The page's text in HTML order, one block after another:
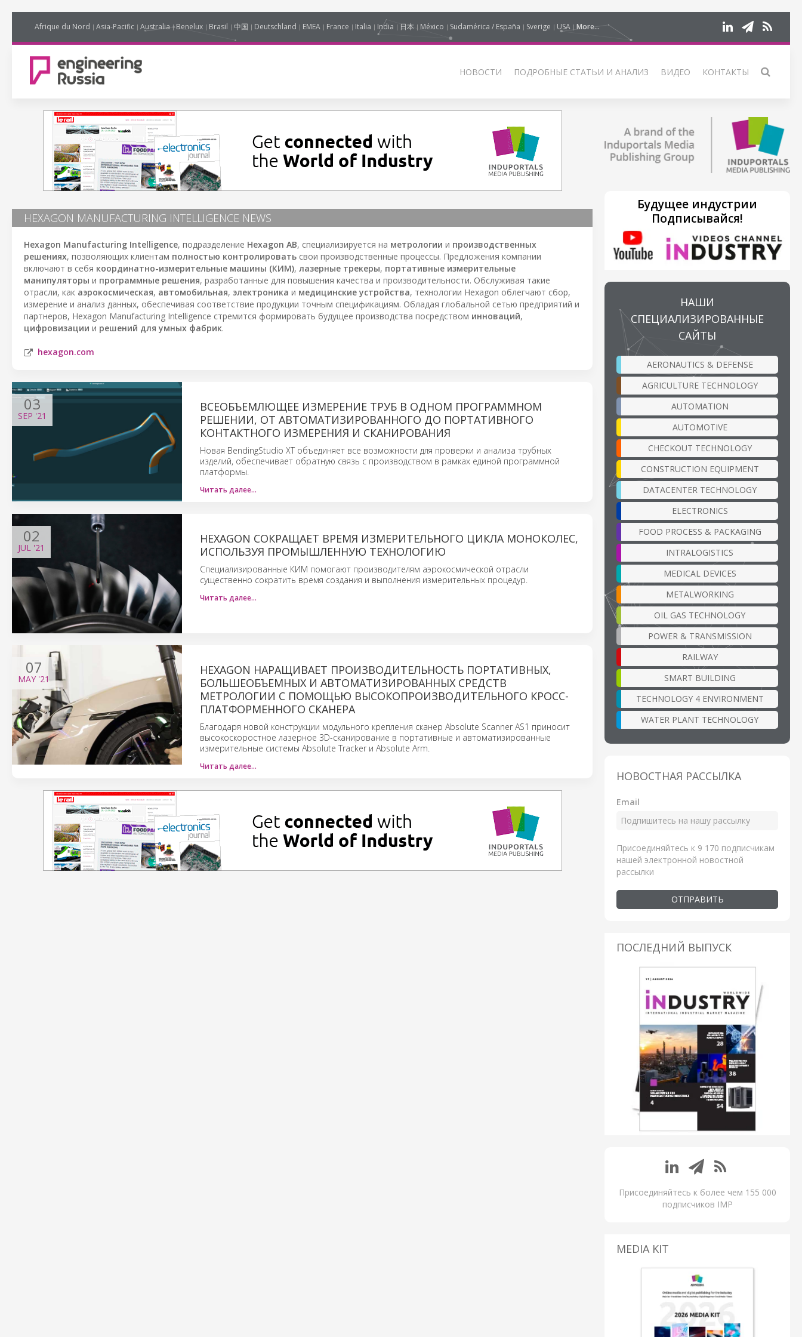
Afrique du Nord Asia-Pacific Australia Benelux Brasil 中国 Deutschland EMEA France Italia India 日本 México Sudamérica / España Sverige USA More...
НОВОСТИ ПОДРОБНЫЕ СТАТЬИ И АНАЛИЗ ВИДЕО КОНТАКТЫ
HEXAGON MANUFACTURING INTELLIGENCE NEWS
Hexagon Manufacturing Intelligence, подразделение Hexagon AB, специализируется на метрологии и производственных
решениях, позволяющих клиентам полностью контролировать свои производственные процессы. Предложения компании
включают в себя координатно-измерительные машины (КИМ), лазерные трекеры, портативные измерительные
манипуляторы и программные решения, разработанные для повышения качества и производительности. Обслуживая такие
отрасли, как аэрокосмическая, автомобильная, электроника и медицинские устройства, технологии Hexagon облегчают сбор,
измерение и анализ данных, обеспечивая соответствие продукции точным спецификациям. Обладая глобальной сетью предприятий и
партнеров, Hexagon Manufacturing Intelligence стремится формировать будущее производства посредством инноваций,
цифровизации и решений для умных фабрик.
hexagon.com
03
SEP '21
ВСЕОБЪЕМЛЮЩЕЕ ИЗМЕРЕНИЕ ТРУБ В ОДНОМ ПРОГРАММНОМ
РЕШЕНИИ, ОТ АВТОМАТИЗИРОВАННОГО ДО ПОРТАТИВНОГО
КОНТАКТНОГО ИЗМЕРЕНИЯ И СКАНИРОВАНИЯ
Новая BendingStudio XT объединяет все возможности для проверки и анализа трубных
изделий, обеспечивает обратную связь с производством в рамках единой программной
платформы.
Читать далее…
02
JUL '21
HEXAGON СОКРАЩАЕТ ВРЕМЯ ИЗМЕРИТЕЛЬНОГО ЦИКЛА МОНОКОЛЕС,
ИСПОЛЬЗУЯ ПРОМЫШЛЕННУЮ ТЕХНОЛОГИЮ
Специализированные КИМ помогают производителям аэрокосмической отрасли
существенно сократить время создания и выполнения измерительных процедур.
Читать далее…
07
MAY '21
HEXAGON НАРАЩИВАЕТ ПРОИЗВОДИТЕЛЬНОСТЬ ПОРТАТИВНЫХ,
БОЛЬШЕОБЪЕМНЫХ И АВТОМАТИЗИРОВАННЫХ СРЕДСТВ
МЕТРОЛОГИИ С ПОМОЩЬЮ ВЫСОКОПРОИЗВОДИТЕЛЬНОГО КРОСС-
ПЛАТФОРМЕННОГО СКАНЕРА
Благодаря новой конструкции модульного крепления сканер Absolute Scanner AS1 приносит
высокоскоростное лазерное 3D-сканирование в портативные и автоматизированные
измерительные системы Absolute Tracker и Absolute Arm.
Читать далее…
Будущее индустрии
Подписывайся!
НАШИ
СПЕЦИАЛИЗИРОВАННЫЕ
САЙТЫ
AERONAUTICS & DEFENSE
AGRICULTURE TECHNOLOGY
AUTOMATION
AUTOMOTIVE
CHECKOUT TECHNOLOGY
CONSTRUCTION EQUIPMENT
DATACENTER TECHNOLOGY
ELECTRONICS
FOOD PROCESS & PACKAGING
INTRALOGISTICS
MEDICAL DEVICES
METALWORKING
OIL GAS TECHNOLOGY
POWER & TRANSMISSION
RAILWAY
SMART BUILDING
TECHNOLOGY 4 ENVIRONMENT
WATER PLANT TECHNOLOGY
НОВОСТНАЯ РАССЫЛКА
Email
Присоединяйтесь к 9 170 подписчикам
нашей электронной новостной
рассылки
ОТПРАВИТЬ
ПОСЛЕДНИЙ ВЫПУСК
Присоединяйтесь к более чем 155 000
подписчиков IMP
MEDIA KIT